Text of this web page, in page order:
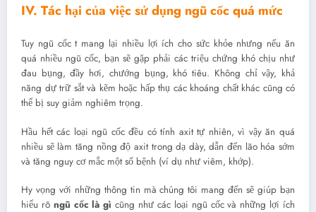
IV. Tác hại của việc sử dụng ngũ cốc quá mức
Tuy ngũ cốc t mang lại nhiều lợi ích cho sức khỏe nhưng nếu ăn
quá nhiều ngũ cốc, bạn sẽ gặp phải các triệu chứng khó chịu như
đau bụng, đầy hơi, chướng bụng, khó tiêu. Không chỉ vậy, khả
năng dự trữ sắt và kẽm hoặc hấp thụ các khoáng chất khác cũng có
thể bị suy giảm nghiêm trọng.
Hầu hết các loại ngũ cốc đều có tính axit tự nhiên, vì vậy ăn quá
nhiều sẽ làm tăng nồng độ axit trong dạ dày, dẫn đến lão hóa sớm
và tăng nguy cơ mắc một số bệnh (ví dụ như viêm, khớp).
Hy vọng với những thông tin mà chúng tôi mang đến sẽ giúp bạn
hiểu rõ ngũ cốc là gì cũng như các loại ngũ cốc và những lợi ích